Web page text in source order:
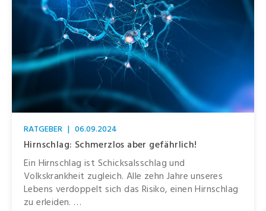
RATGEBER | 06.09.2024
Hirnschlag: Schmerzlos aber gefährlich!
Ein Hirnschlag ist Schicksalsschlag und
Volkskrankheit zugleich. Alle zehn Jahre unseres
Lebens verdoppelt sich das Risiko, einen Hirnschlag
zu erleiden. …